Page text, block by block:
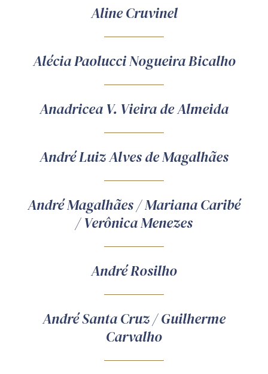
Telefone (41) 2109-8666
Whatsapp (41) 98881-6616
Aline Cruvinel
Alécia Paolucci Nogueira Bicalho
Anadricea V. Vieira de Almeida
André Luiz Alves de Magalhães
André Magalhães / Mariana Caribé
/ Verônica Menezes
André Rosilho
André Santa Cruz / Guilherme
Carvalho